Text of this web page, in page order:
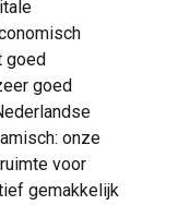
goed
goed
onze
voor
gemakkelijk